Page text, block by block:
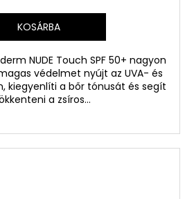
KOSÁRBA
NUDE Touch SPF 50+ nagyon
védelmet nyújt az UVA- és
kiegyenlíti a bőr tónusát és segít
a zsíros...